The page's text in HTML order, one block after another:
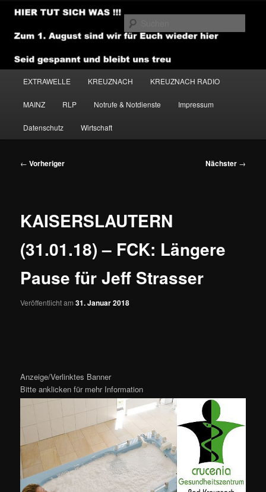
Zum
primären
Inhalt
NEWSHOUSE.MEDIA
EXTRAWELLE KREUZNACH KREUZNACH RADIO
MAINZ RLP Notrufe & Notdienste Impressum
Datenschutz Wirtschaft
Beitragsnavigation
← Vorheriger Nächster →
KAISERSLAUTERN
(31.01.18) – FCK: Längere
Pause für Jeff Strasser
Veröffentlicht am31. Januar 2018
Anzeige/Verlinktes Banner
Bitte anklicken für mehr Information